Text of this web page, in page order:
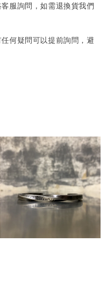
服詢問，如需退換貨我們
何疑問可以提前詢問，避